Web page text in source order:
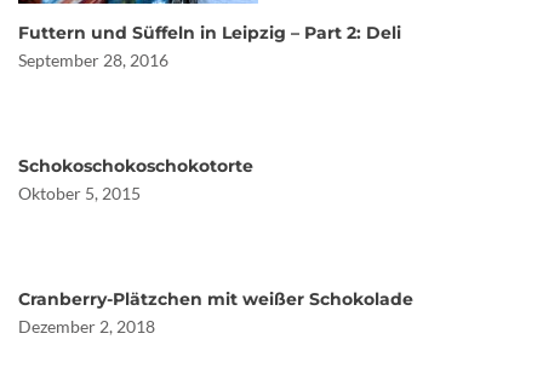
Futtern und Süffeln in Leipzig – Part 2: Deli
September 28, 2016
Schokoschokoschokotorte
Oktober 5, 2015
Cranberry-Plätzchen mit weißer Schokolade
Dezember 2, 2018